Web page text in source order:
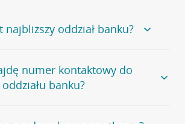
najbliższy oddział banku?
naszego banku, zapraszamy na
, na której znajduje się
numer kontaktowy do
oddziału banku?
nie udostępnia ogólnego numeru